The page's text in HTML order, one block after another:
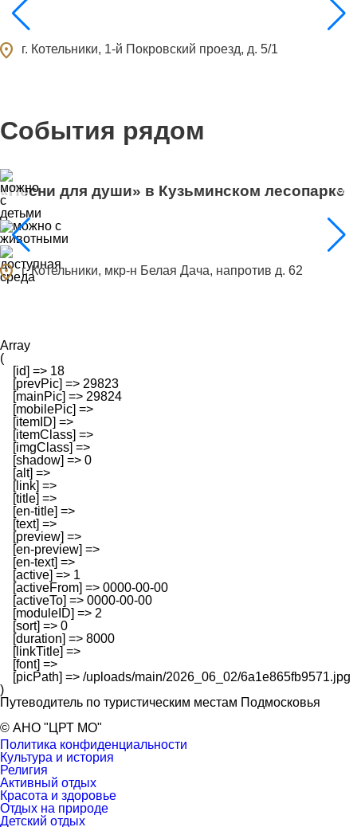
г. Котельники, 1-й Покровский проезд, д. 5/1
События рядом
0
«Песни для души» в Кузьминском лесопарке
г. Котельники, мкр-н Белая Дача, напротив д. 62
Array
(
    [id] => 18
    [prevPic] => 29823
    [mainPic] => 29824
    [mobilePic] =>
    [itemID] =>
    [itemClass] =>
    [imgClass] =>
    [shadow] => 0
    [alt] =>
    [link] =>
    [title] =>
    [en-title] =>
    [text] =>
    [preview] =>
    [en-preview] =>
    [en-text] =>
    [active] => 1
    [activeFrom] => 0000-00-00
    [activeTo] => 0000-00-00
    [moduleID] => 2
    [sort] => 0
    [duration] => 8000
    [linkTitle] =>
    [font] =>
    [picPath] => /uploads/main/2026_06_02/6a1e865fb9571.jpg
Путеводитель по туристическим местам Подмосковья
© АНО "ЦРТ МО"
Политика конфиденциальности
Культура и история
Религия
Активный отдых
Красота и здоровье
Отдых на природе
Детский отдых